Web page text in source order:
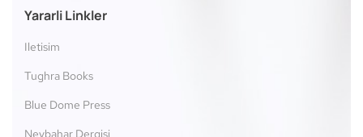
Yararli Linkler
Iletisim
Tughra Books
Blue Dome Press
Nevbahar Dergisi